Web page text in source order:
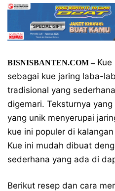
BISNISBANTEN.COM –Kue
sebagai kue jaring laba-
tradisional yang
digemari. Teksturnya
yang unik menyerupai
kue ini populer di
Kue ini mudah dibuat
sederhana yang ada di
Berikut resep dan cara